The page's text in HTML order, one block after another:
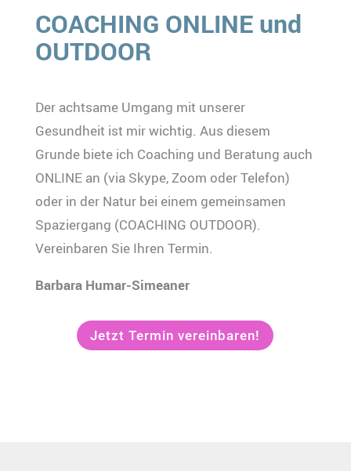
COACHING ONLINE und
OUTDOOR
Der achtsame Umgang mit unserer
Gesundheit ist mir wichtig. Aus diesem
Grunde biete ich Coaching und Beratung auch
ONLINE an (via Skype, Zoom oder Telefon)
oder in der Natur bei einem gemeinsamen
Spaziergang (COACHING OUTDOOR).
Vereinbaren Sie Ihren Termin.
Barbara Humar-Simeaner
Jetzt Termin vereinbaren!